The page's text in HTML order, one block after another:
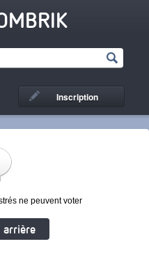
Inscription
ne peuvent voter
arrière